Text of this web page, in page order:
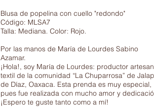
Blusa de popelina con cuello "redondo"
Código: MLSA7
Talla: Mediana. Color: Rojo.
Por las manos de María de Lourdes Sabino
Azamar.
¡Hola!, soy María de Lourdes: productor
textil de la comunidad “La Chuparrosa” de
de Díaz, Oaxaca. Esta prenda es muy especial,
pues fue realizada con mucho amor y
¡Espero te guste tanto como a mí!